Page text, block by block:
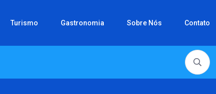
Turismo Gastronomia Sobre Nós Contato
Onde assistir a Copa...